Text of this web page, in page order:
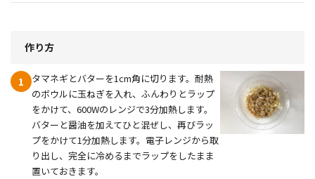
作り方
1
タマネギとバターを1cm角に切ります。耐熱
のボウルに玉ねぎを入れ、ふんわりとラップ
をかけて、600Wのレンジで3分加熱します。
バターと醤油を加えてひと混ぜし、再びラッ
プをかけて1分加熱します。電子レンジから取
り出し、完全に冷めるまでラップをしたまま
置いておきます。